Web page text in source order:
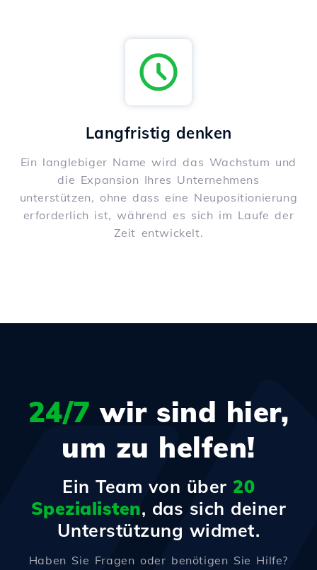
Langfristig denken
Ein langlebiger Name wird das Wachstum und
die Expansion Ihres Unternehmens
unterstützen, ohne dass eine Neupositionierung
erforderlich ist, während es sich im Laufe der
Zeit entwickelt.
24/7 wir sind hier,
um zu helfen!
Ein Team von über 20
Spezialisten, das sich deiner
Unterstützung widmet.
Haben Sie Fragen oder benötigen Sie Hilfe?